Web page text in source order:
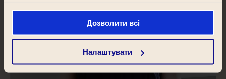
Дозволити всі
Налаштувати